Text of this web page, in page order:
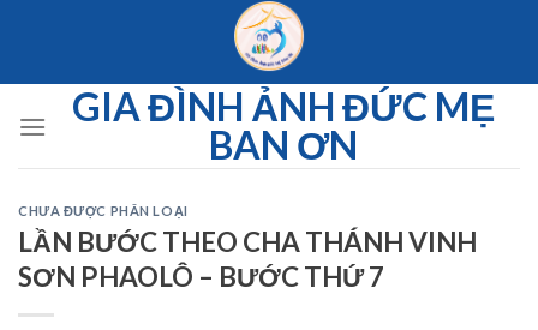
GIA ĐÌNH ẢNH ĐỨC MẸ
BAN ƠN
CHƯA ĐƯỢC PHÂN LOẠI
LẦN BƯỚC THEO CHA THÁNH VINH
SƠN PHAOLÔ – BƯỚC THỨ 7